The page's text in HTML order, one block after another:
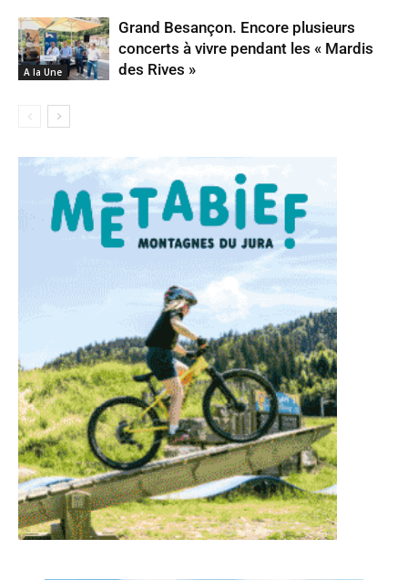
A la Une
Grand Besançon. Encore plusieurs
concerts à vivre pendant les « Mardis
des Rives »